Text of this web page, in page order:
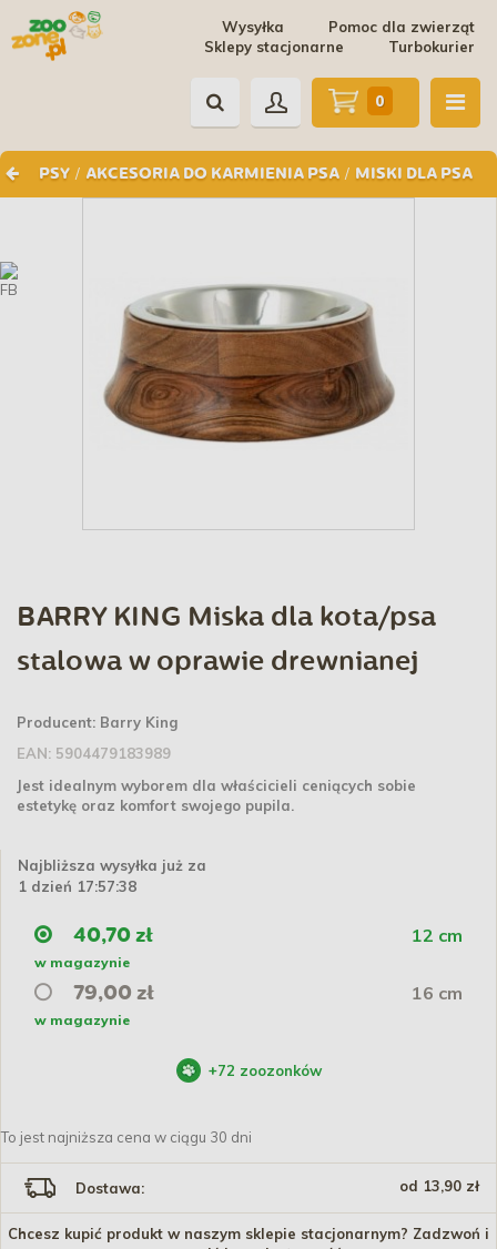
Pomoc dla zwierząt
Wysyłka
Turbokurier
Sklepy stacjonarne
PSY / AKCESORIA DO KARMIENIA PSA / MISKI DLA PSA
0
BARRY KING Miska dla kota/psa
stalowa w oprawie drewnianej
Producent: Barry King
EAN: 5904479183989
Jest idealnym wyborem dla właścicieli ceniących sobie
estetykę oraz komfort swojego pupila.
Najbliższa wysyłka już za
1 dzień 17:57:37
40,70 zł 12 cm
w magazynie
79,00 zł 16 cm
w magazynie
+72 zoozonków
To jest najniższa cena w ciągu 30 dni
Dostawa: od 13,90 zł
Chcesz kupić produkt w naszym sklepie stacjonarnym? Zadzwoń i